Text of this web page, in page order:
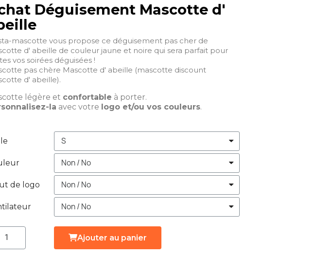
Déguisement Mascotte d'
mascotte vous propose ce déguisement pas cher de
d' abeille de couleur jaune et noire qui sera parfait pour
vos soirées déguisées !
pas chère Mascotte d' abeille (mascotte discount
d' abeille).
légère et confortable à porter.
la avec votre logo et/ou vos couleurs.
de logo
Ajouter au panier